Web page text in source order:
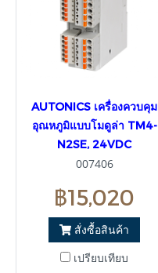
AUTONICS เครื่องควบคุม
อุณหภูมิแบบโมดูล่า TM4-
N2SE, 24VDC
007406
฿15,020
สั่งซื้อสินค้า
เปรียบเทียบ